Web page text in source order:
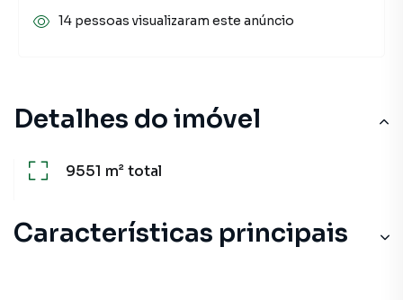
Detalhes do imóvel
9551 m²total
Características principais
14 pessoas visualizaram este anúncio